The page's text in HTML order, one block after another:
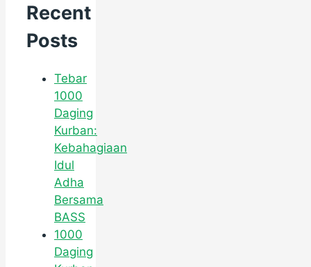
Recent
Posts
Tebar
1000
Daging
Kurban:
Kebahagiaan
Idul
Adha
Bersama
BASS
1000
Daging